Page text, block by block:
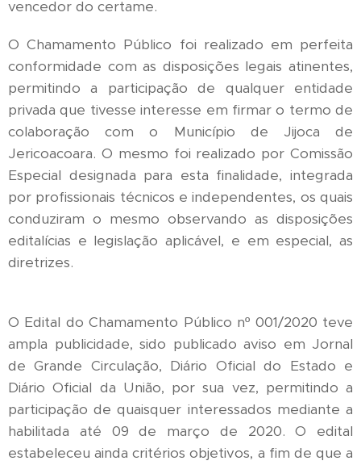
vencedor do certame.
O Chamamento Público foi realizado em perfeita
conformidade com as disposições legais atinentes,
permitindo a participação de qualquer entidade
privada que tivesse interesse em firmar o termo de
colaboração com o Município de Jijoca de
Jericoacoara. O mesmo foi realizado por Comissão
Especial designada para esta finalidade, integrada
por profissionais técnicos e independentes, os quais
conduziram o mesmo observando as disposições
editalícias e legislação aplicável, e em especial, as
diretrizes.
O Edital do Chamamento Público nº 001/2020 teve
ampla publicidade, sido publicado aviso em Jornal
de Grande Circulação, Diário Oficial do Estado e
Diário Oficial da União, por sua vez, permitindo a
participação de quaisquer interessados mediante a
habilitada até 09 de março de 2020. O edital
estabeleceu ainda critérios objetivos, a fim de que a